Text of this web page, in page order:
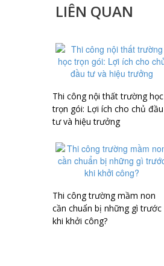
LIÊN QUAN
Thi công nội thất trường học
trọn gói: Lợi ích cho chủ đầu
tư và hiệu trưởng
Thi công trường mầm non
cần chuẩn bị những gì trước
khi khởi công?